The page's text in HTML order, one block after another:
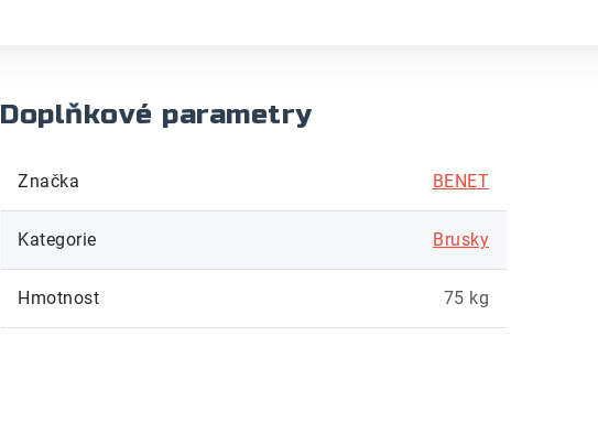
Doplňkové parametry
Značka BENET
Kategorie Brusky
Hmotnost 75 kg